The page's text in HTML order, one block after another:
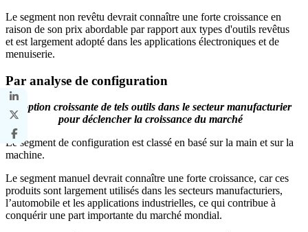
Le segment non revêtu devrait connaître une forte croissance en
raison de son prix abordable par rapport aux types d'outils revêtus
et est largement adopté dans les applications électroniques et de
menuiserie.
Par analyse de configuration
Adoption croissante de tels outils dans le secteur manufacturier
pour déclencher la croissance du marché
Le segment de configuration est classé en basé sur la main et sur la
machine.
Le segment manuel devrait connaître une forte croissance, car ces
produits sont largement utilisés dans les secteurs manufacturiers,
l’automobile et les applications industrielles, ce qui contribue à
conquérir une part importante du marché mondial.